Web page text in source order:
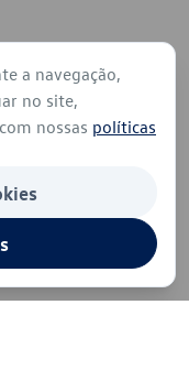
a navegação,
no site,
nossas políticas